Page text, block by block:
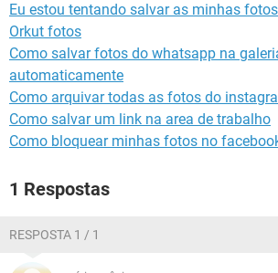
Eu estou tentando salvar as minhas
Orkut fotos
Como salvar fotos do whatsapp na
automaticamente
Como arquivar todas as fotos do
Como salvar um link na area de trabalho
Como bloquear minhas fotos no
1 Respostas
RESPOSTA 1 / 1